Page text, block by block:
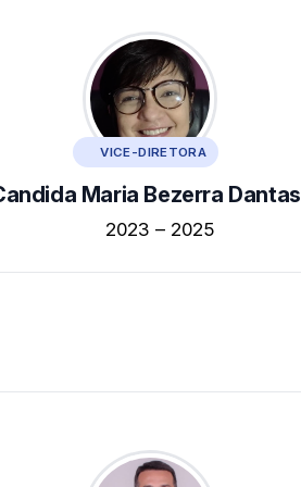
VICE-DIRETORA
Maria Bezerra Dantas
2023 – 2025